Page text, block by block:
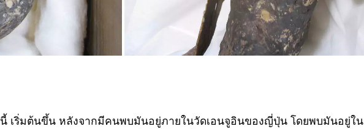
นี้ เริ่มต้นขึ้น หลังจากมีคนพบมันอยู่ภายในวัดเอนจูอินของญี่ปุ่น โดยพบมันอยู่ใน